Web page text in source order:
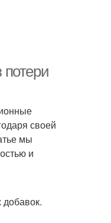
потери
своей
мы
и
добавок.